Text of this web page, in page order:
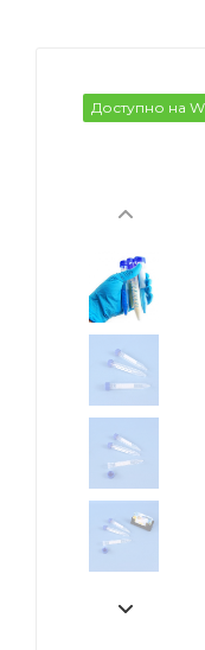
Доступно на